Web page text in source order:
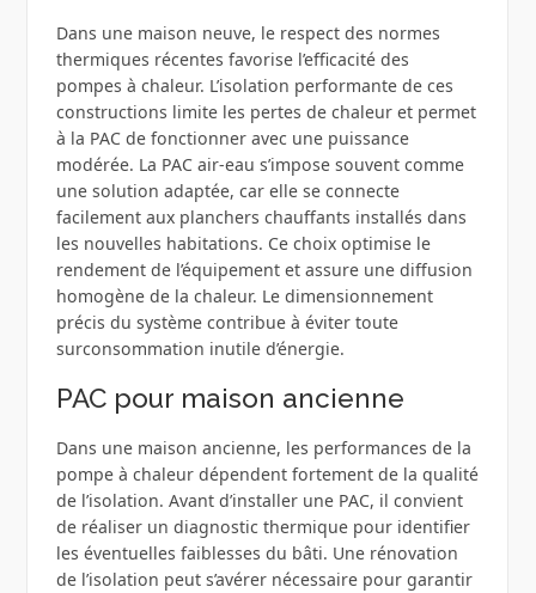
Dans une maison neuve, le respect des normes
thermiques récentes favorise l’efficacité des
pompes à chaleur. L’isolation performante de ces
constructions limite les pertes de chaleur et permet
à la PAC de fonctionner avec une puissance
modérée. La PAC air-eau s’impose souvent comme
une solution adaptée, car elle se connecte
facilement aux planchers chauffants installés dans
les nouvelles habitations. Ce choix optimise le
rendement de l’équipement et assure une diffusion
homogène de la chaleur. Le dimensionnement
précis du système contribue à éviter toute
surconsommation inutile d’énergie.
PAC pour maison ancienne
Dans une maison ancienne, les performances de la
pompe à chaleur dépendent fortement de la qualité
de l’isolation. Avant d’installer une PAC, il convient
de réaliser un diagnostic thermique pour identifier
les éventuelles faiblesses du bâti. Une rénovation
de l’isolation peut s’avérer nécessaire pour garantir